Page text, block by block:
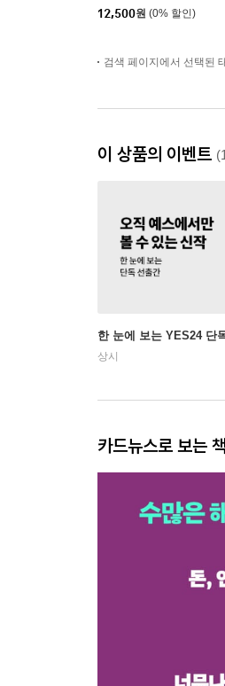
12,500원 (0% 할인)
검색 페이지에서 선택된
이 상품의 이벤트
한 눈에 보는 YES24 단
상시
카드뉴스로 보는 책